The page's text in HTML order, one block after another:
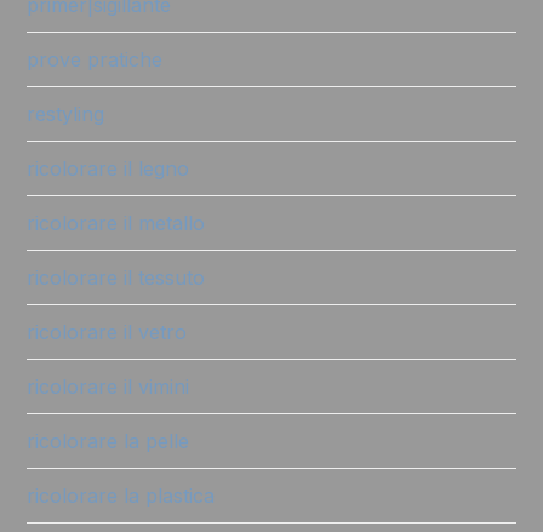
prove pratiche
restyling
ricolorare il legno
ricolorare il metallo
ricolorare il tessuto
ricolorare il vetro
ricolorare il vimini
ricolorare la pelle
ricolorare la plastica